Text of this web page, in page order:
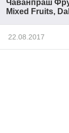
Чаванпраш
Mixed Fruits,
22.08.2017